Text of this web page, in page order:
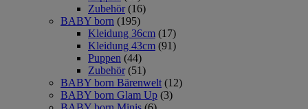
Zubehör (16)
BABY born (195)
Kleidung 36cm (17)
Kleidung 43cm (91)
Puppen (44)
Zubehör (51)
BABY born Bärenwelt (12)
BABY born Glam Up (3)